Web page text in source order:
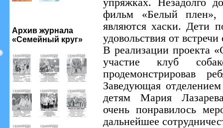
Архив журнала
«Семейный круг»
упряжках. Незадолго
фильм «Белый плен»,
являются хаски. Дети
удовольствия от
В реализации проекта
участие клуб
продемонстрировав
Заведующая
детям Мария
очень понравилось
дальнейшее